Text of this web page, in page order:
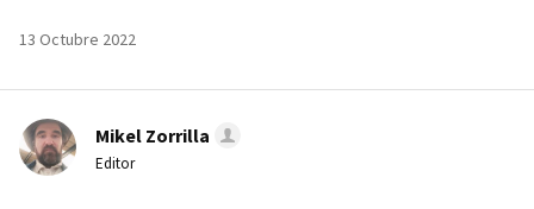
13 Octubre 2022
Mikel Zorrilla
Editor